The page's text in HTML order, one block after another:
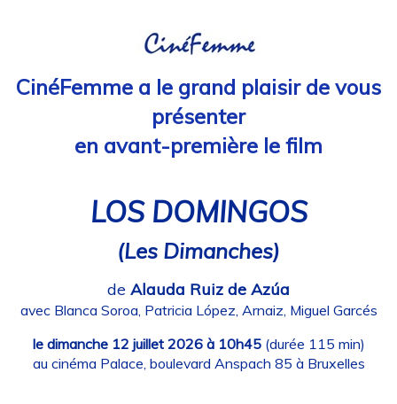
CinéFemme a le grand plaisir de vous
présenter
en avant-première le film
LOS DOMINGOS
(Les Dimanches)
de Alauda Ruiz de Azúa
avec Blanca Soroa, Patricia López, Arnaiz, Miguel Garcés
le dimanche 12 juillet 2026 à 10h45(durée 115 min)
au cinéma Palace, boulevard Anspach 85 à Bruxelles